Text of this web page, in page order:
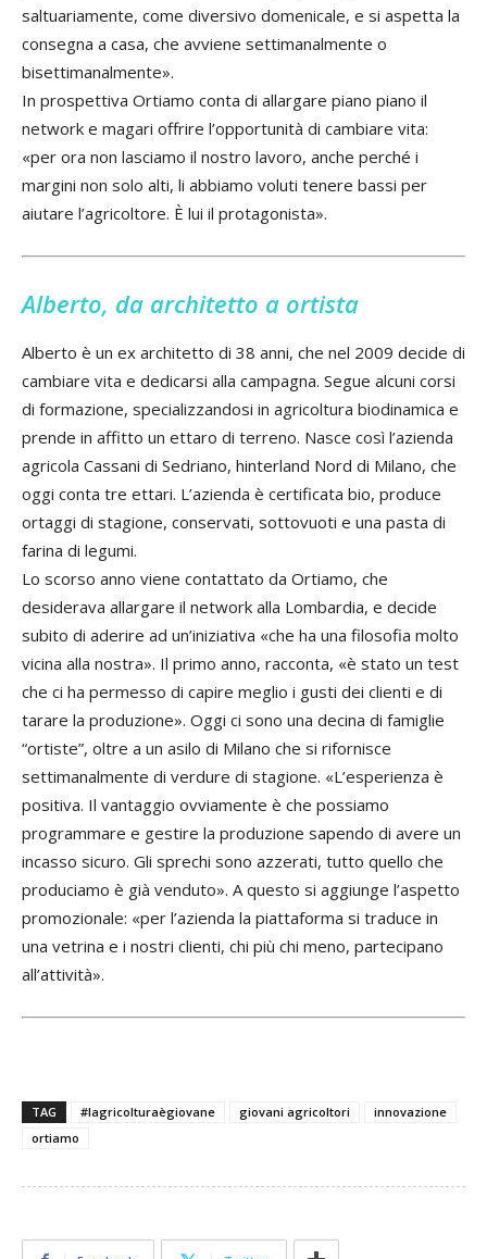
saltuariamente, come diversivo domenicale, e si aspetta la
consegna a casa, che avviene settimanalmente o
bisettimanalmente».
In prospettiva Ortiamo conta di allargare piano piano il
network e magari offrire l’opportunità di cambiare vita:
«per ora non lasciamo il nostro lavoro, anche perché i
margini non solo alti, li abbiamo voluti tenere bassi per
aiutare l’agricoltore. È lui il protagonista».
Alberto, da architetto a ortista
Alberto è un ex architetto di 38 anni, che nel 2009 decide di
cambiare vita e dedicarsi alla campagna. Segue alcuni corsi
di formazione, specializzandosi in agricoltura biodinamica e
prende in affitto un ettaro di terreno. Nasce così l’azienda
agricola Cassani di Sedriano, hinterland Nord di Milano, che
oggi conta tre ettari. L’azienda è certificata bio, produce
ortaggi di stagione, conservati, sottovuoti e una pasta di
farina di legumi.
Lo scorso anno viene contattato da Ortiamo, che
desiderava allargare il network alla Lombardia, e decide
subito di aderire ad un’iniziativa «che ha una filosofia molto
vicina alla nostra». Il primo anno, racconta, «è stato un test
che ci ha permesso di capire meglio i gusti dei clienti e di
tarare la produzione». Oggi ci sono una decina di famiglie
“ortiste”, oltre a un asilo di Milano che si rifornisce
settimanalmente di verdure di stagione. «L’esperienza è
positiva. Il vantaggio ovviamente è che possiamo
programmare e gestire la produzione sapendo di avere un
incasso sicuro. Gli sprechi sono azzerati, tutto quello che
produciamo è già venduto». A questo si aggiunge l’aspetto
promozionale: «per l’azienda la piattaforma si traduce in
una vetrina e i nostri clienti, chi più chi meno, partecipano
all’attività».
TAG #lagricolturaègiovane giovani agricoltori
innovazione
ortiamo